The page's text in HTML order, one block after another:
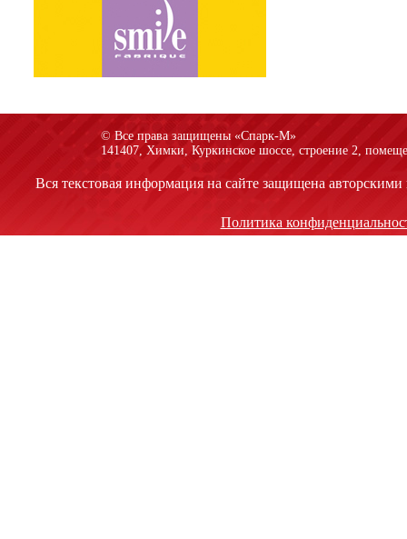
© Все права защищены «Спарк-M»
141407, Химки, Куркинское шоссе, строение 2,
Вся текстовая информация на сайте защищена
Политика